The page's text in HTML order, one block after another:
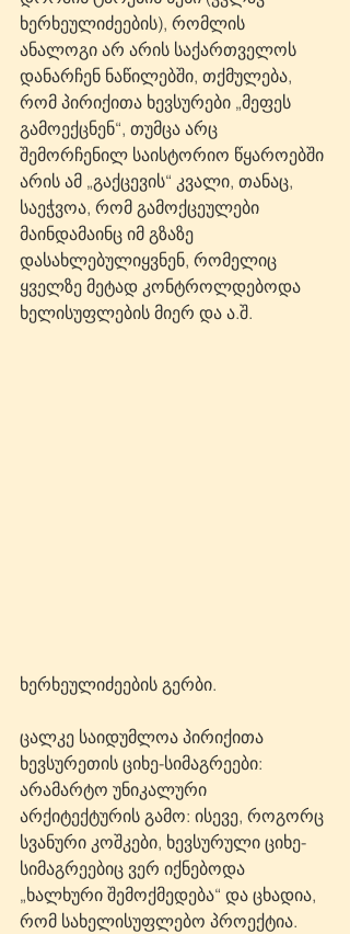
ხერხეულიძეების), რომლის
ანალოგი არ არის საქართველოს
დანარჩენ ნაწილებში, თქმულება,
რომ პირიქითა ხევსურები „მეფეს
გამოექცნენ“, თუმცა არც
შემორჩენილ საისტორიო წყაროებში
არის ამ „გაქცევის“ კვალი, თანაც,
საეჭვოა, რომ გამოქცეულები
მაინდამაინც იმ გზაზე
დასახლებულიყვნენ, რომელიც
ყველზე მეტად კონტროლდებოდა
ხელისუფლების მიერ და ა.შ.
ხერხეულიძეების გერბი.
ცალკე საიდუმლოა პირიქითა
ხევსურეთის ციხე-სიმაგრეები:
არამარტო უნიკალური
არქიტექტურის გამო: ისევე, როგორც
სვანური კოშკები, ხევსურული ციხე-
სიმაგრეებიც ვერ იქნებოდა
„ხალხური შემოქმედება“ და ცხადია,
რომ სახელისუფლებო პროექტია.